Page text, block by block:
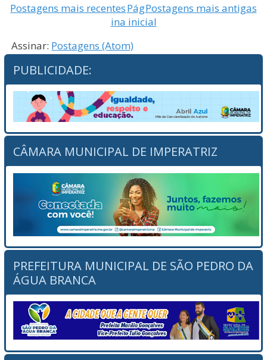
Postagens mais recentes Postagens mais antigas
Pág
ina inicial
Assinar: Postagens (Atom)
PUBLICIDADE:
CÂMARA MUNICIPAL DE IMPERATRIZ
PREFEITURA MUNICIPAL DE SÃO PEDRO DA
ÁGUA BRANCA